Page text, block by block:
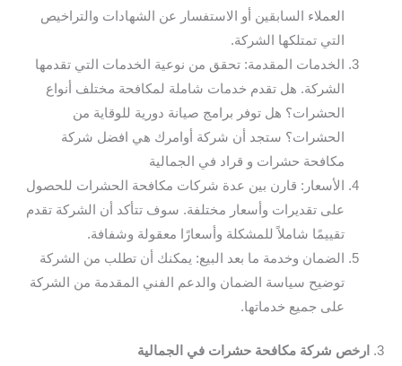
العملاء السابقين أو الاستفسار عن الشهادات والتراخيص
التي تمتلكها الشركة.
الخدمات المقدمة: تحقق من نوعية الخدمات التي تقدمها
الشركة. هل تقدم خدمات شاملة لمكافحة مختلف أنواع
الحشرات؟ هل توفر برامج صيانة دورية للوقاية من
الحشرات؟ ستجد أن شركة أوامرك هي افضل شركة
مكافحة حشرات و قراد في الجمالية
الأسعار: قارن بين عدة شركات مكافحة الحشرات للحصول
على تقديرات وأسعار مختلفة. سوف تتأكد أن الشركة تقدم
تقييمًا شاملاً للمشكلة وأسعارًا معقولة وشفافة.
الضمان وخدمة ما بعد البيع: يمكنك أن تطلب من الشركة
توضيح سياسة الضمان والدعم الفني المقدمة من الشركة
على جميع خدماتها.
3.
ارخص شركة مكافحة حشرات في الجمالية